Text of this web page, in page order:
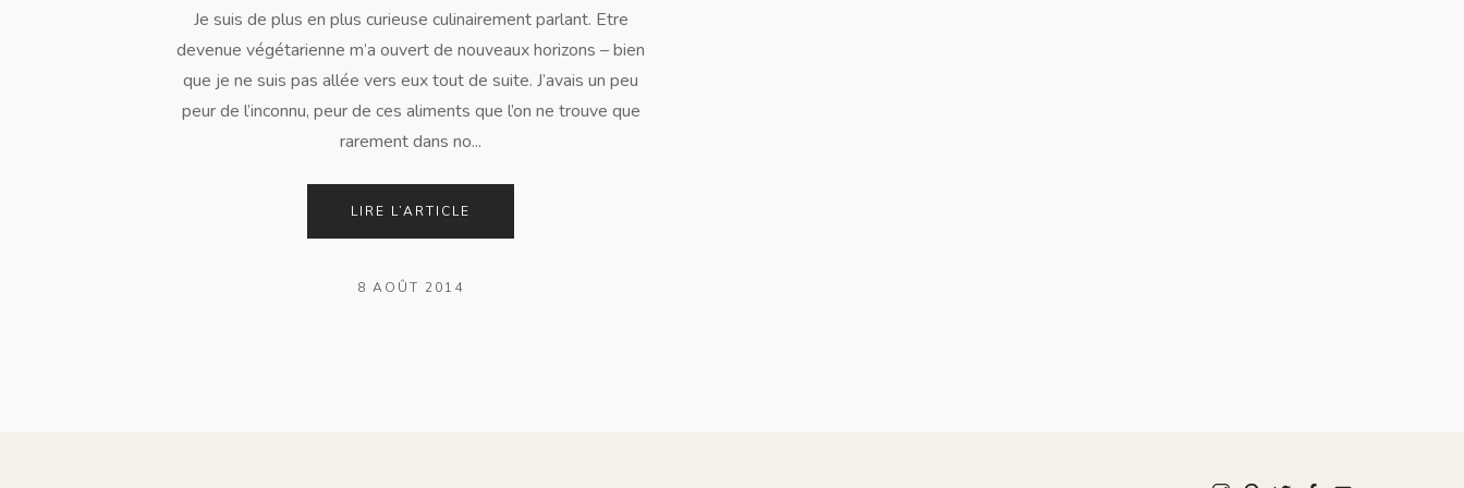
Je suis de plus en plus curieuse culinairement parlant. Etre
devenue végétarienne m’a ouvert de nouveaux horizons – bien
que je ne suis pas allée vers eux tout de suite. J’avais un peu
peur de l’inconnu, peur de ces aliments que l’on ne trouve que
rarement dans no...
LIRE L’ARTICLE
8 AOÛT 2014